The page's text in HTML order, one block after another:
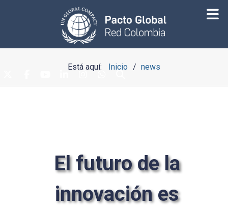
Está aquí: Inicio news
El futuro de la
innovación es